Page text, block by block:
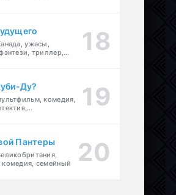
ужасы,
триллер,
Ду?
комедия,
Пантеры
семейный